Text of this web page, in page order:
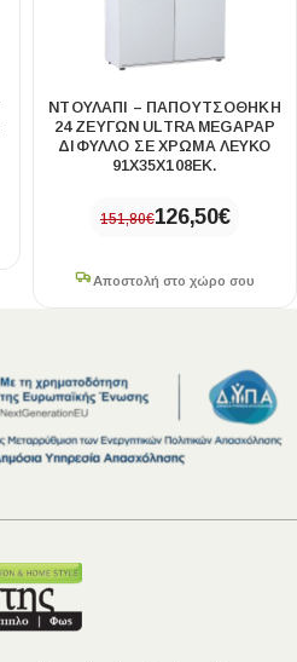
ΝΤΟΥΛΆΠΙ – ΠΑΠΟΥΤΣΟΘΉΚΗ
24 ΖΕΥΓΏΝ ULTRA MEGAPAP
ΔΊΦΥΛΛΟ ΣΕ ΧΡΏΜΑ ΛΕΥΚΌ
91X35X108ΕΚ.
151,80€126,50€
Αποστολή στο χώρο σου